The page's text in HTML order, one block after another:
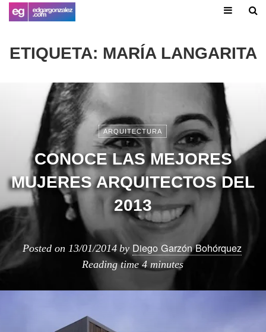
ETIQUETA: MARÍA LANGARITA
ARQUITECTURA
CONOCE LAS MEJORES
MUJERES ARQUITECTOS DEL
2013
Posted on 13/01/2014 by Diego Garzón Bohórquez
Reading time4 minutes